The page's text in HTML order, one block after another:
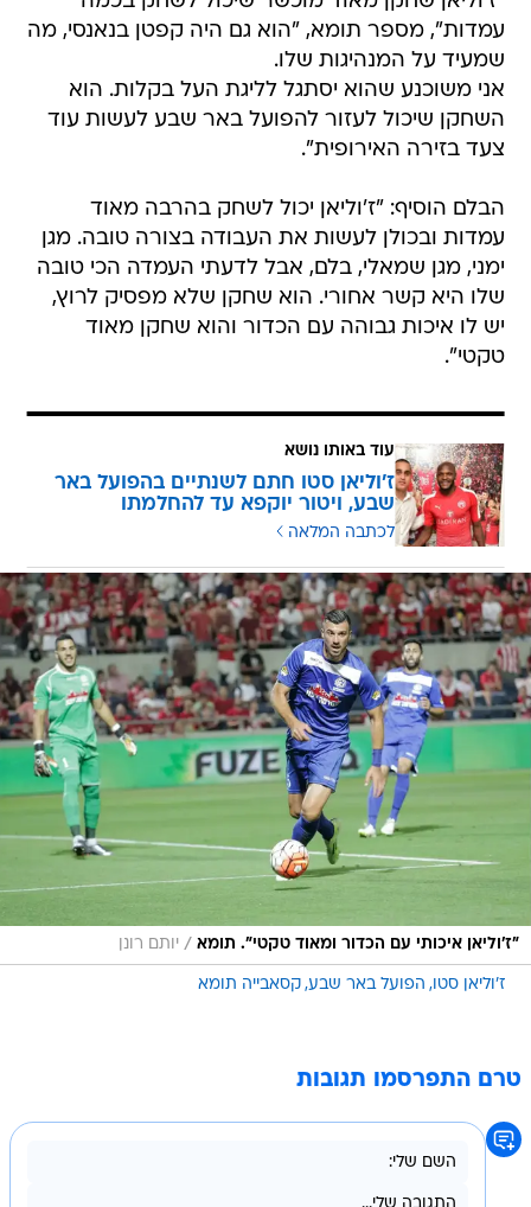
עמדות", מספר תומא, "הוא גם היה קפטן בנאנסי, מה
שמעיד על המנהיגות שלו.
אני משוכנע שהוא יסתגל לליגת העל בקלות. הוא
השחקן שיכול לעזור להפועל באר שבע לעשות עוד
צעד בזירה האירופית".
הבלם הוסיף: "ז'וליאן יכול לשחק בהרבה מאוד
עמדות ובכולן לעשות את העבודה בצורה טובה. מגן
ימני, מגן שמאלי, בלם, אבל לדעתי העמדה הכי טובה
שלו היא קשר אחורי. הוא שחקן שלא מפסיק לרוץ,
יש לו איכות גבוהה עם הכדור והוא שחקן מאוד
טקטי".
עוד באותו נושא
ז'וליאן סטו חתם לשנתיים בהפועל באר
שבע, ויטור יוקפא עד להחלמתו
לכתבה המלאה
"ז'וליאן איכותי עם הכדור ומאוד טקטי". תומא / יותם רונן
ז'וליאן סטו הפועל באר שבע קסאבייה תומא
טרם התפרסמו תגובות